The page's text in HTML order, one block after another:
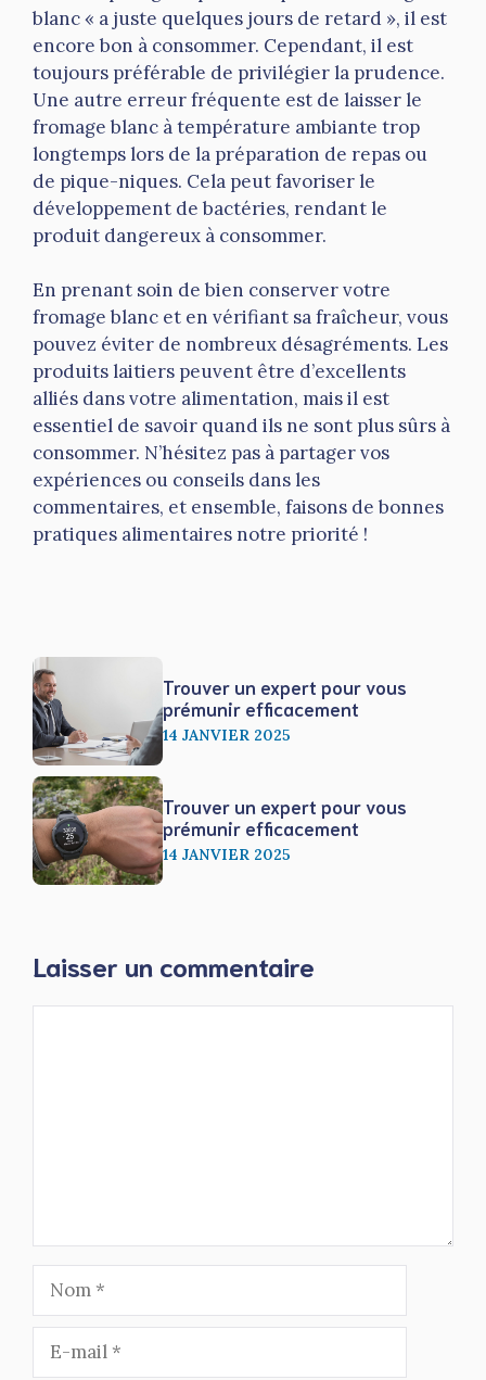
blanc « a juste quelques jours de retard », il est
encore bon à consommer. Cependant, il est
toujours préférable de privilégier la prudence.
Une autre erreur fréquente est de laisser le
fromage blanc à température ambiante trop
longtemps lors de la préparation de repas ou
de pique-niques. Cela peut favoriser le
développement de bactéries, rendant le
produit dangereux à consommer.
En prenant soin de bien conserver votre
fromage blanc et en vérifiant sa fraîcheur, vous
pouvez éviter de nombreux désagréments. Les
produits laitiers peuvent être d’excellents
alliés dans votre alimentation, mais il est
essentiel de savoir quand ils ne sont plus sûrs à
consommer. N’hésitez pas à partager vos
expériences ou conseils dans les
commentaires, et ensemble, faisons de bonnes
pratiques alimentaires notre priorité !
Trouver un expert pour vous
prémunir efficacement
14 JANVIER 2025
Trouver un expert pour vous
prémunir efficacement
14 JANVIER 2025
Laisser un commentaire
mail